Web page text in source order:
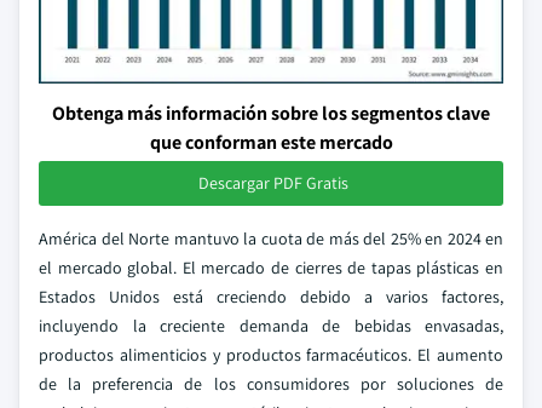
Obtenga más información sobre los segmentos clave
que conforman este mercado
Descargar PDF Gratis
América del Norte mantuvo la cuota de más del 25% en 2024 en
el mercado global. El mercado de cierres de tapas plásticas en
Estados Unidos está creciendo debido a varios factores,
incluyendo la creciente demanda de bebidas envasadas,
productos alimenticios y productos farmacéuticos. El aumento
de la preferencia de los consumidores por soluciones de